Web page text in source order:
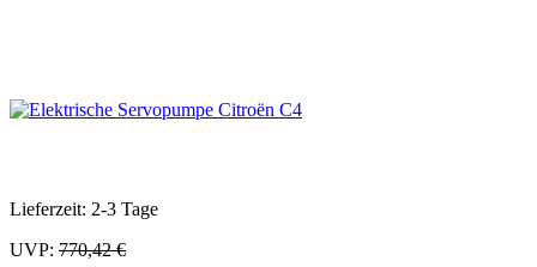
Lieferzeit: 2-3 Tage
UVP: 770,42 €